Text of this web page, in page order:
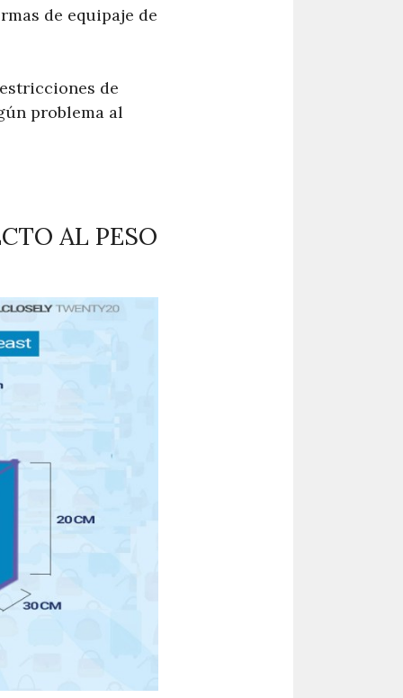
de equipaje de
de
problema al
AL PESO